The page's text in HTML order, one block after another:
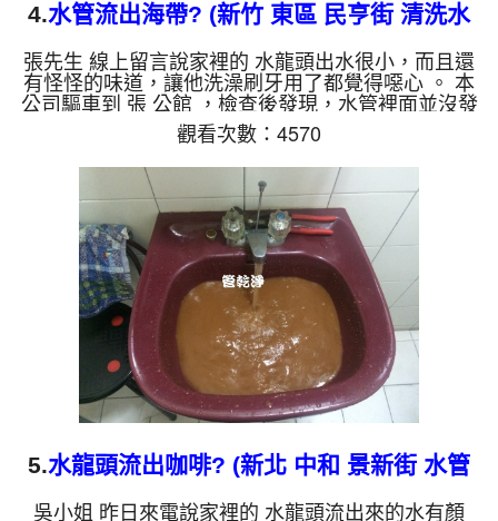
4.水管流出海帶? (新竹 東區 民亨街 清洗水
管 )
張先生 線上留言說家裡的 水龍頭出水很小，而且還
有怪怪的味道，讓他洗澡刷牙用了都覺得噁心 。 本
公司驅車到 張 公館 ，檢查後發現，水管裡面並沒發
現什麼，裝上機器開始洗水管。 沒多久水龍頭管路
就噴出長長幾條東西，看起來跟海帶一樣，有黃的也
有綠的，如下圖。 水管裡的髒東西不斷流出來，水
的顏色慢慢變成透明，髒東西也越來越少，最後變成
乾淨的清水。 清洗水管 是利用 高週波脈衝式水管清
洗機 ，將檸檬酸打入水管，讓水管管壁的鐵鏽及生
物膜軟化，透過空氣與水混合，產生阻力，這時高周
波就...
觀看次數：4570
5.水龍頭流出咖啡? (新北 中和 景新街 水管
清洗 )
吳小姐 昨日來電說家裡的 水龍頭流出來的水有顏